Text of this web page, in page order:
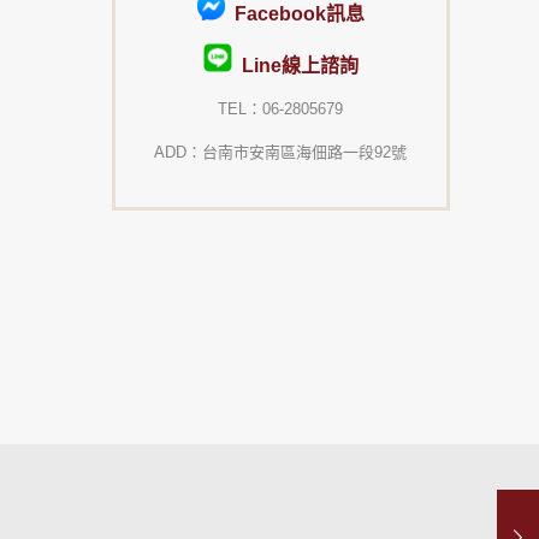
Facebook訊息
Line線上諮詢
TEL：06-2805679
ADD：台南市安南區海佃路一段92號